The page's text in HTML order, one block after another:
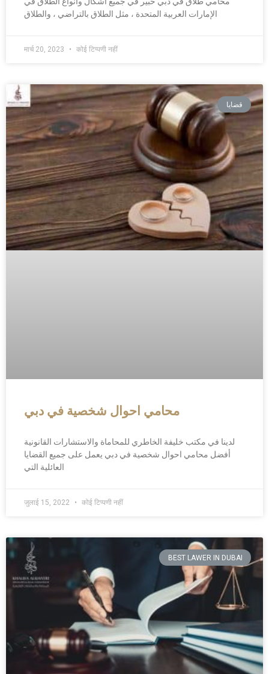
الإمارات العربية المتحدة ، مثل الطلاق بالتراضي ، والطلاق
मार्च 20, 2023 कोई टिप्पणी नहीं
قضايا
محامي احوال شخصية في دبي
لدينا في مكتب خليفة الخاطري للمحاماة والاستشارات القانونية
أفضل محامي احوال شخصية في دبي يعمل على جميع القضايا
العائلية التي
जुलाई 15, 2022 कोई टिप्पणी नहीं
BEST LAWER IN DUBAI